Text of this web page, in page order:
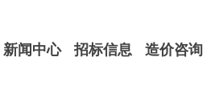
新闻中心 招标信息 造价咨询